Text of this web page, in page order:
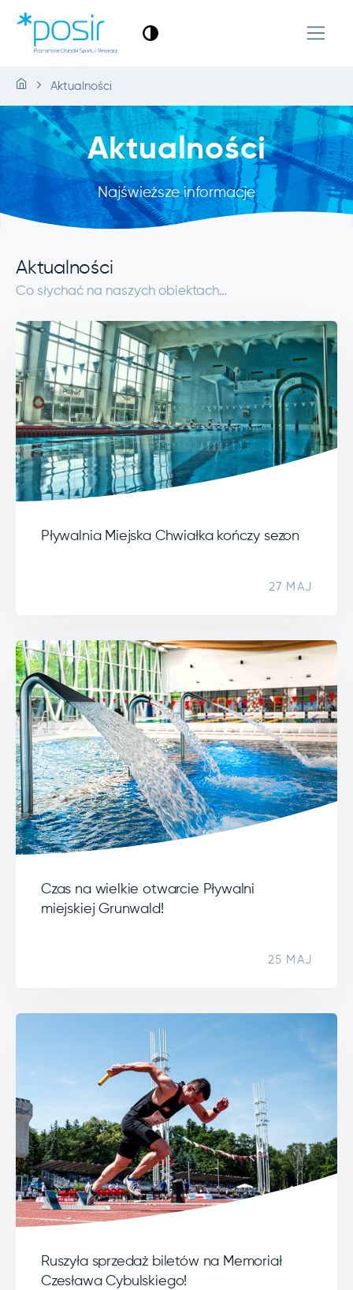
Aktualności
Aktualności
Najświeższe informacje
Aktualności
Co słychać na naszych obiektach…
Pływalnia Miejska Chwiałka kończy sezon
27 MAJ
Czas na wielkie otwarcie Pływalni
miejskiej Grunwald!
25 MAJ
Ruszyła sprzedaż biletów na Memoriał
Czesława Cybulskiego!